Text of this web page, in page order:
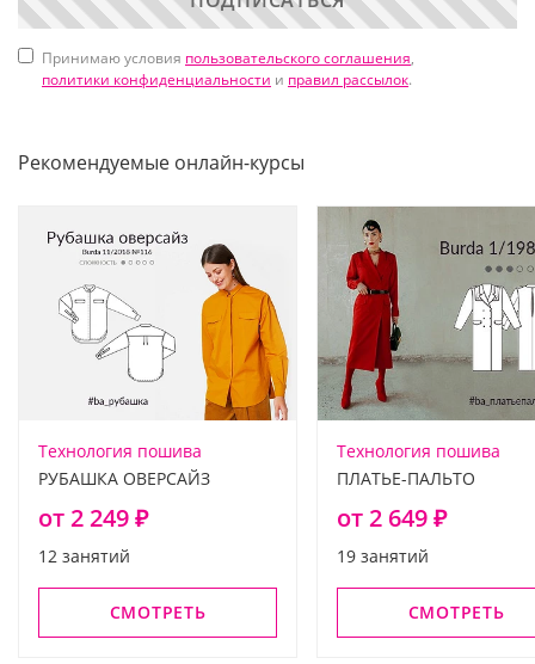
Принимаю условия пользовательского соглашения,
политики конфиденциальности и правил рассылок.
Рекомендуемые онлайн-курсы
Технология пошива
РУБАШКА ОВЕРСАЙЗ
от 2 249 ₽
12 занятий
СМОТРЕТЬ
Технология пошива
ПЛАТЬЕ-ПАЛЬТО
от 2 649 ₽
19 занятий
СМОТРЕТЬ